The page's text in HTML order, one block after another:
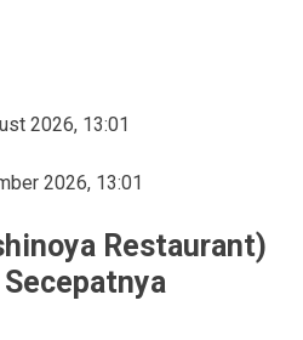
2026, 13:01
2026, 13:01
Restaurant)